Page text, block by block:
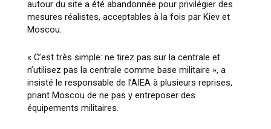
autour du site a été abandonnée pour privilégier des
mesures réalistes, acceptables à la fois par Kiev et
Moscou.
« C’est très simple: ne tirez pas sur la centrale et
n’utilisez pas la centrale comme base militaire », a
insisté le responsable de l’AIEA à plusieurs reprises,
priant Moscou de ne pas y entreposer des
équipements militaires.